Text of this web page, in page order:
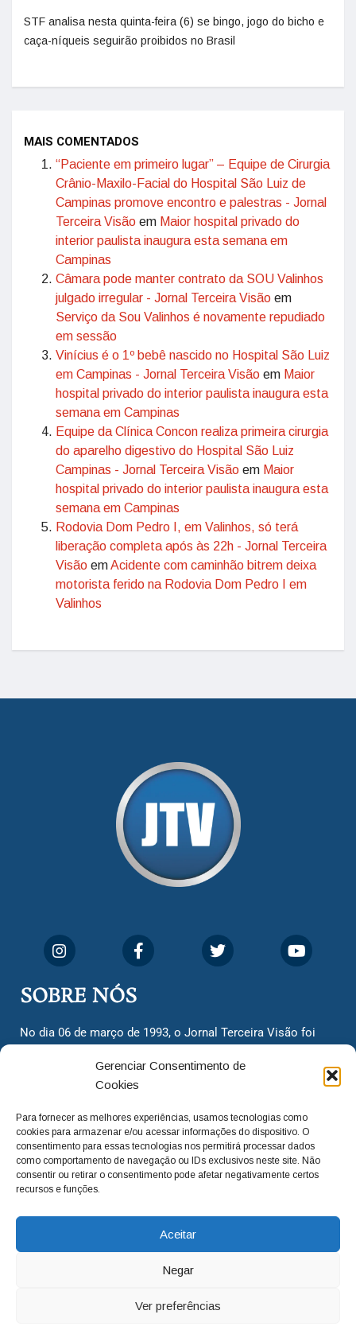
Gerenciar Consentimento de
Cookies
Para fornecer as melhores experiências, usamos tecnologias como
cookies para armazenar e/ou acessar informações do dispositivo. O
consentimento para essas tecnologias nos permitirá processar dados
como comportamento de navegação ou IDs exclusivos neste site. Não
consentir ou retirar o consentimento pode afetar negativamente certos
recursos e funções.
Aceitar
Negar
Ver preferências
STF analisa nesta quinta-feira (6) se bingo, jogo do bicho e
caça-níqueis seguirão proibidos no Brasil
MAIS COMENTADOS
“Paciente em primeiro lugar” – Equipe de Cirurgia
Crânio-Maxilo-Facial do Hospital São Luiz de
Campinas promove encontro e palestras - Jornal
Terceira Visão em Maior hospital privado do
interior paulista inaugura esta semana em
Campinas
Câmara pode manter contrato da SOU Valinhos
julgado irregular - Jornal Terceira Visão em
Serviço da Sou Valinhos é novamente repudiado
em sessão
Vinícius é o 1º bebê nascido no Hospital São Luiz
em Campinas - Jornal Terceira Visão em Maior
hospital privado do interior paulista inaugura esta
semana em Campinas
Equipe da Clínica Concon realiza primeira cirurgia
do aparelho digestivo do Hospital São Luiz
Campinas - Jornal Terceira Visão em Maior
hospital privado do interior paulista inaugura esta
semana em Campinas
Rodovia Dom Pedro I, em Valinhos, só terá
liberação completa após às 22h - Jornal Terceira
Visão emAcidente com caminhão bitrem deixa
motorista ferido na Rodovia Dom Pedro I em
Valinhos
SOBRE NÓS
No dia 06 de março de 1993, o Jornal Terceira Visão foi
cidadãos valinhenses, já que naquela época só existiam
dois jornais. Há mais de 30 anos, o jornal continua
com o foco de trazer as melhores notícias. Nunca
deixamos de lado as necessidades do cidadão, sempre
questionando os órgãos públicos em busca de melhorias
para a cidade e sempre cobrando resoluções para casos
adm@jtv.com.br
(19) 3929-6225